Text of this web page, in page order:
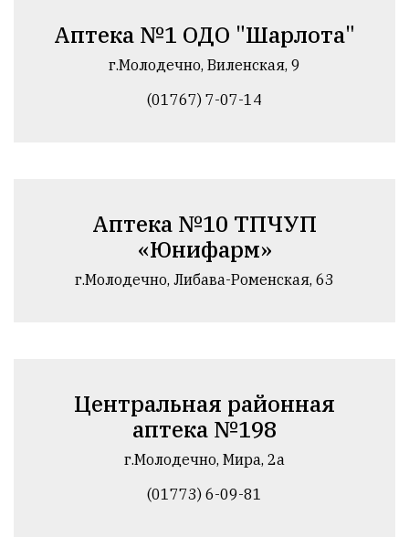
Аптека №1 ОДО "Шарлота"
г.Молодечно, Виленская, 9
(01767) 7-07-14
Аптека №10 ТПЧУП
«Юнифарм»
г.Молодечно, Либава-Роменская, 63
Центральная районная
аптека №198
г.Молодечно, Мира, 2а
(01773) 6-09-81